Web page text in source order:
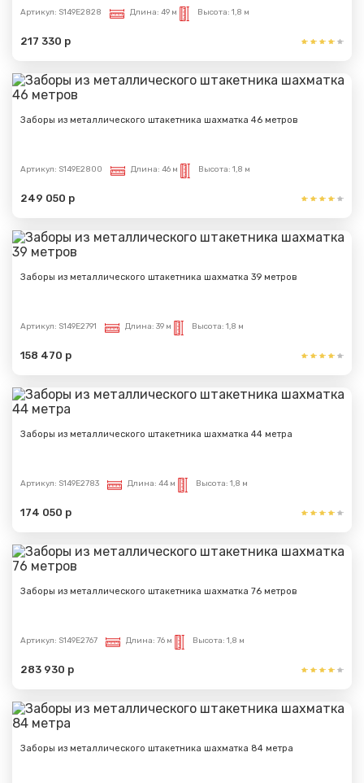
Артикул: S149E2828 Длина: 49 м Высота: 1,8 м
217 330 р
Заборы из металлического штакетника шахматка 46 метров
Артикул: S149E2800 Длина: 46 м Высота: 1,8 м
249 050 р
Заборы из металлического штакетника шахматка 39 метров
Артикул: S149E2791 Длина: 39 м Высота: 1,8 м
158 470 р
Заборы из металлического штакетника шахматка 44 метра
Артикул: S149E2783 Длина: 44 м Высота: 1,8 м
174 050 р
Заборы из металлического штакетника шахматка 76 метров
Артикул: S149E2767 Длина: 76 м Высота: 1,8 м
283 930 р
Заборы из металлического штакетника шахматка 84 метра